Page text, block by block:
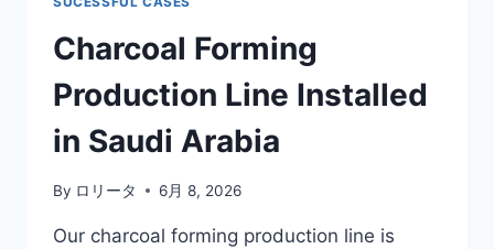
Charcoal Forming
Production Line Installed
in Saudi Arabia
By ロリータ 6月 8, 2026
Our charcoal forming production line is